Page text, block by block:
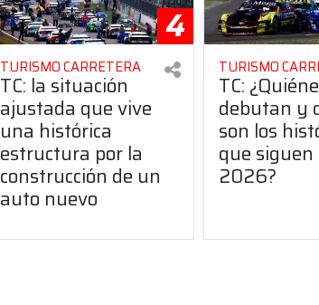
4
TURISMO CARRETERA
TC: la situación
ajustada que vive
una histórica
estructura por la
construcción de un
auto nuevo
TURISMO
TC:
debutan y
son los
que siguen
2026?